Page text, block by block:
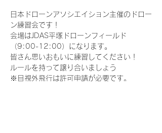
日本ドローンアソシエイション主催のドロー
ン練習会です！
会場はJDAS平塚ドローンフィールド
（9:00-12:00）になります。
皆さん思いおもいに練習してください！
ルールを持って譲り合いましょう
※目視外飛行は許可申請が必要です。